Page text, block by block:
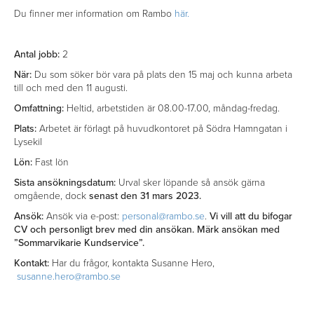
Du finner mer information om Rambo här.
Antal jobb: 2
När: Du som söker bör vara på plats den 15 maj och kunna arbeta
till och med den 11 augusti.
Omfattning: Heltid, arbetstiden är 08.00-17.00, måndag-fredag.
Plats: Arbetet är förlagt på huvudkontoret på Södra Hamngatan i
Lysekil
Lön: Fast lön
Sista ansökningsdatum: Urval sker löpande så ansök gärna
omgående, dock senast den 31 mars 2023.
Ansök: Ansök via e-post: personal@rambo.se. Vi vill att du bifogar
CV och personligt brev med din ansökan. Märk ansökan med
”Sommarvikarie Kundservice”.
Kontakt: Har du frågor, kontakta Susanne Hero,
susanne.hero@rambo.se